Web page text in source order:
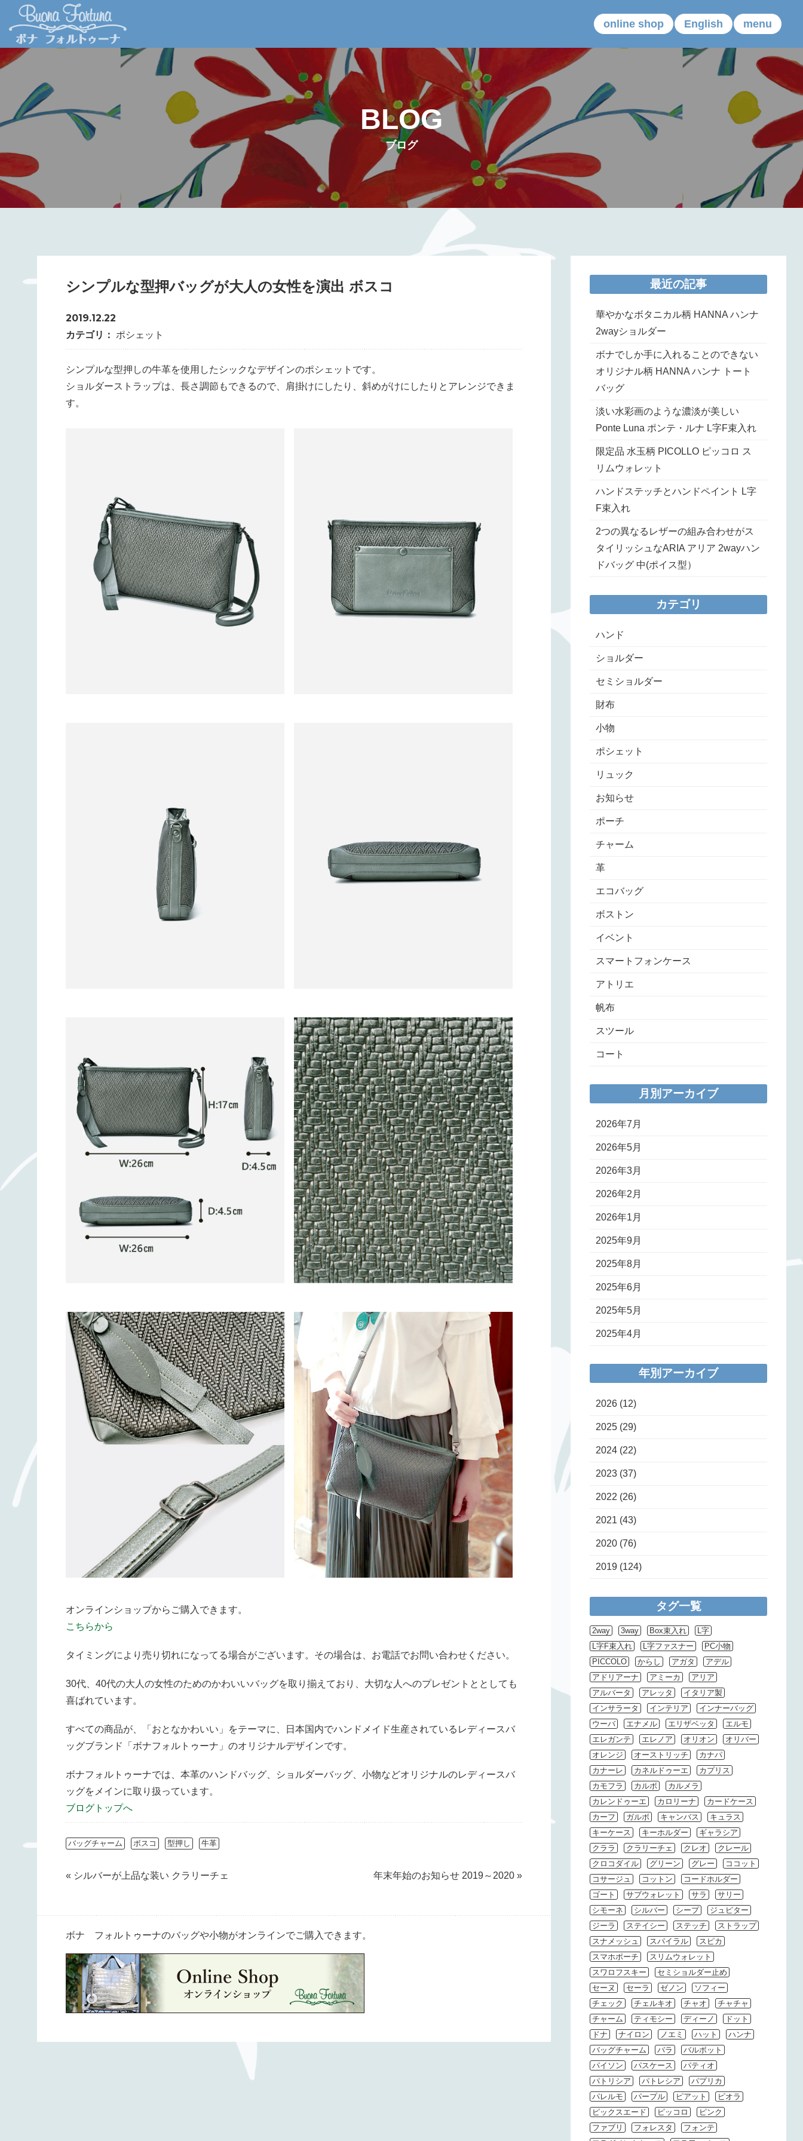
online shop English menu
BLOG
ブログ
シンプルな型押バッグが大人の女性を演出 ボスコ
2019.12.22
カテゴリ： ポシェット
シンプルな型押しの牛革を使用したシックなデザインのポシェットです。
ショルダーストラップは、長さ調節もできるので、肩掛けにしたり、斜めがけにしたりとアレンジできま
す。
オンラインショップからご購入できます。
こちらから
タイミングにより売り切れになってる場合がございます。その場合は、お電話でお問い合わせください。
30代、40代の大人の女性のためのかわいいバッグを取り揃えており、大切な人へのプレゼントととしても
喜ばれています。
すべての商品が、「おとなかわいい」をテーマに、日本国内でハンドメイド生産されているレディースバ
ッグブランド「ボナフォルトゥーナ」のオリジナルデザインです。
ボナフォルトゥーナでは、本革のハンドバッグ、ショルダーバッグ、小物などオリジナルのレディースバ
ッグをメインに取り扱っています。
ブログトップへ
バッグチャーム ボスコ 型押し 牛革
« シルバーが上品な装い クラリーチェ 年末年始のお知らせ 2019～2020 »
ボナ フォルトゥーナのバッグや小物がオンラインでご購入できます。
最近の記事
華やかなボタニカル柄 HANNA ハンナ
2wayショルダー
ボナでしか手に入れることのできない
オリジナル柄 HANNA ハンナ トート
バッグ
淡い水彩画のような濃淡が美しい
Ponte Luna ポンテ・ルナ L字F束入れ
限定品 水玉柄 PICOLLO ピッコロ ス
リムウォレット
ハンドステッチとハンドペイント L字
F束入れ
2つの異なるレザーの組み合わせがス
タイリッシュなARIA アリア 2wayハン
ドバッグ 中(ポイス型）
カテゴリ
ハンド
ショルダー
セミショルダー
財布
小物
ポシェット
リュック
お知らせ
ポーチ
チャーム
革
エコバッグ
ボストン
イベント
スマートフォンケース
アトリエ
帆布
スツール
コート
月別アーカイブ
2026年7月
2026年5月
2026年3月
2026年2月
2026年1月
2025年9月
2025年8月
2025年6月
2025年5月
2025年4月
年別アーカイブ
2026 (12)
2025 (29)
2024 (22)
2023 (37)
2022 (26)
2021 (43)
2020 (76)
2019 (124)
タグ一覧
2way 3way Box束入れ
L字
L字F束入れ
L字ファスナー
PC小物
PICCOLO
からし アガタ
アデル
アドリアーナ
アミーカ
アリア
アルバータ
アレッタ
イタリア製
インサラータ
インテリア
インナーバッグ
ウーバ
エナメル エリザベッタ
エルモ
エレガンテ
エレノア オリオン
オリバー
オレンジ
オーストリッチ
カナパ
カナーレ
カネルドゥーエ
カプリス
カモフラ
カルボ
カルメラ
カレンドゥーエ
カロリーナ
カードケース
カーフ
ガルボ キャンバス
キュラス
キーケース
キーホルダー
ギャラシア
クララ
クラリーチェ クレオ
クレール
クロコダイル
グリーン グレー
ココット
コサージュ
コットン
コードホルダー
ゴート
サブウォレット サラ
サリー
シモーネ
シルバー シープ
ジュピター
ジーラ
ステイシー ステッチ
ストラップ
スナメッシュ
スパイラル
スピカ
スマホポーチ
スリムウォレット
スワロフスキー
セミショルダー止め
セーヌ
セーラ ゼノン
ソフィー
チェック
チェルキオ チャオ
チャチャ
チャーム
ティモシー ディーノ
ドット
ドナ
ナイロン ノエミ ハット
ハンナ
バッグチャーム
バラ
バルボット
パイソン
パスケース
パティオ
パトリシア
パトレシア
パプリカ
パレルモ
パープル ピアット
ピオラ
ピックスエード
ピッコロ
ピンク
ファブリ
フォレスタ
フォンテ